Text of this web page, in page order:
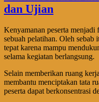
Kenyamanan peserta menjadi
sebuah pelatihan. Oleh
tepat karena mampu
selama kegiatan berlangsung.
Selain memberikan ruang
membantu menciptakan tata
peserta dapat berkonsentrasi